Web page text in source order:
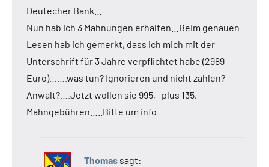
Deutecher Bank…
Nun hab ich 3 Mahnungen erhalten…Beim genauen
Lesen hab ich gemerkt, dass ich mich mit der
Unterschrift für 3 Jahre verpflichtet habe (2989
Euro)…….was tun? Ignorieren und nicht zahlen?
Anwalt?….Jetzt wollen sie 995,– plus 135,–
Mahngebühren…..Bitte um info
Thomas sagt: